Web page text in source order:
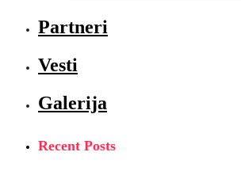
Partneri
Vesti
Galerija
Recent Posts